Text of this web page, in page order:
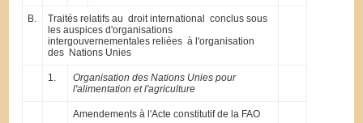
B.
Traités relatifs au droit international conclus sous
les auspices d'organisations
intergouvernementales reliées à l'organisation
des Nations Unies
1.
Organisation des Nations Unies pour
l'alimentation et l'agriculture
Amendements à l'Acte constitutif de la FAO